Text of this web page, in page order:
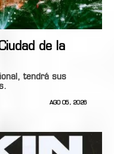
de la
tendrá sus
AGO 05, 2026